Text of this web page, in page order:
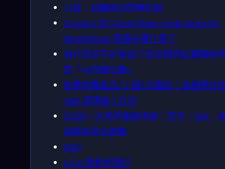
引言：我觀察到的轉折點
Copilot 的 OpenClaw-style Agentic
Workflows 到底在賣什麼？
為什麼這不是噱頭？從公開測試邏輯看
的「可持續任務」
如果你是產品/工程/流程控：怎麼把它
n8n 與現有工作流
2026～未來的風險地圖：安全、SLA、
調試與責任歸屬
FAQ
CTA 與參考資料